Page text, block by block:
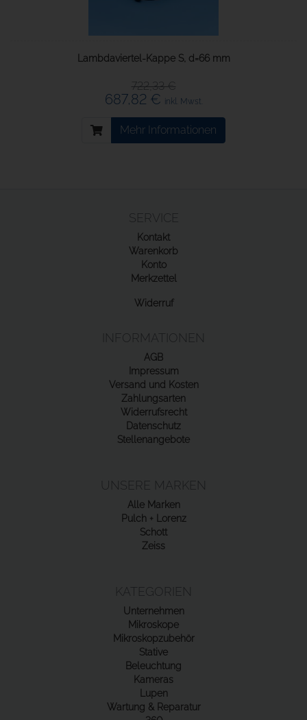
Lambdaviertel-Kappe S, d=66 mm
722,33 €
687,82 € inkl. Mwst.
Mehr Informationen
SERVICE
Kontakt
Warenkorb
Konto
Merkzettel
Widerruf
INFORMATIONEN
AGB
Impressum
Versand und Kosten
Zahlungsarten
Widerrufsrecht
Datenschutz
Stellenangebote
UNSERE MARKEN
Alle Marken
Pulch + Lorenz
Schott
Zeiss
KATEGORIEN
Unternehmen
Mikroskope
Mikroskopzubehör
Stative
Beleuchtung
Kameras
Lupen
Wartung & Reparatur